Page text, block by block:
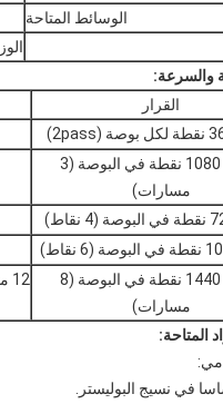
الوسائط المتاحة
الوزن
والسرعة:
القرار
360 × 1080 نقطة في البوصة (3
مسارات)
720 × 1440 نقطة في البوصة (8
مسارات)
12 متر
المتاحة:
في نسيج البوليستر.